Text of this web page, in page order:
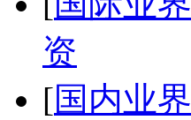
资
[国内业界